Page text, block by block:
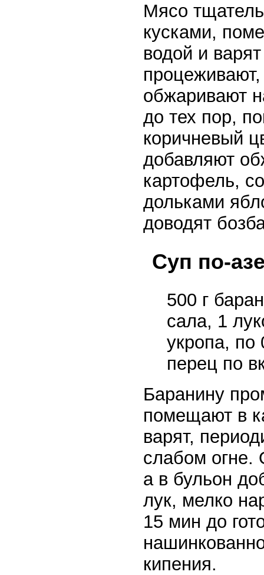
Мясо
кусками,
водой и
обжаривают
до тех пор,
коричневый
добавляют
картофель,
дольками
доводят
Суп по-
500 г
сала, 1
укропа, по
перец по
Баранину
помещают в
варят,
слабом огне.
а в бульон
лук, мелко
15 мин до
кипения.